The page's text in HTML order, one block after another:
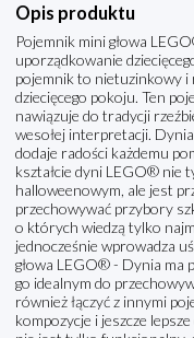
Opis produktu
Pojemnik mini głowa
uporządkowanie
pojemnik to nietuzinkowy
dziecięcego pokoju. Ten
nawiązuje do tradycji
wesołej interpretacji.
dodaje radości każdemu
kształcie dyni LEGO® nie
halloweenowym, ale jest
przechowywać przybory
o których wiedzą tylko
jednocześnie wprowadza
głowa LEGO® - Dynia ma
go idealnym do
również łączyć z innymi
kompozycje i jeszcze